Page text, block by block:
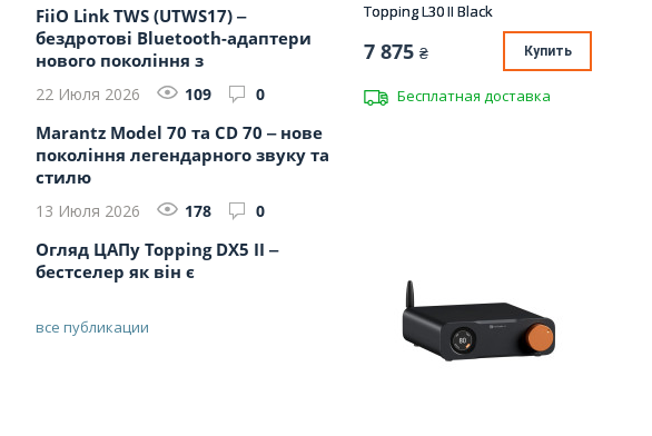
FiiO Link TWS (UTWS17) ‒
бездротові Bluetooth-адаптери
нового покоління з
22 Июля 2026 109 0
Marantz Model 70 та CD 70 ‒ нове
покоління легендарного звуку та
стилю
13 Июля 2026 178 0
Огляд ЦАПу Topping DX5 II ‒
бестселер як він є
все публикации
Topping L30 II Black
7 875 ₴ Купить
Бесплатная доставка